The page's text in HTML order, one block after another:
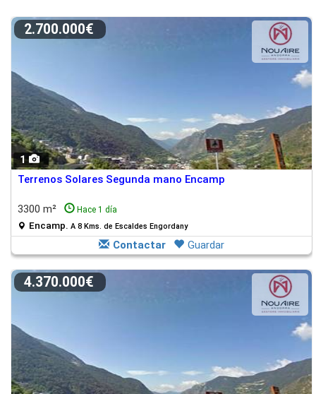
1
2.700.000€
Terrenos Solares Segunda mano Encamp
3300 m² Hace 1 día
Encamp. A 8 Kms. de Escaldes Engordany
Contactar Guardar
4.370.000€